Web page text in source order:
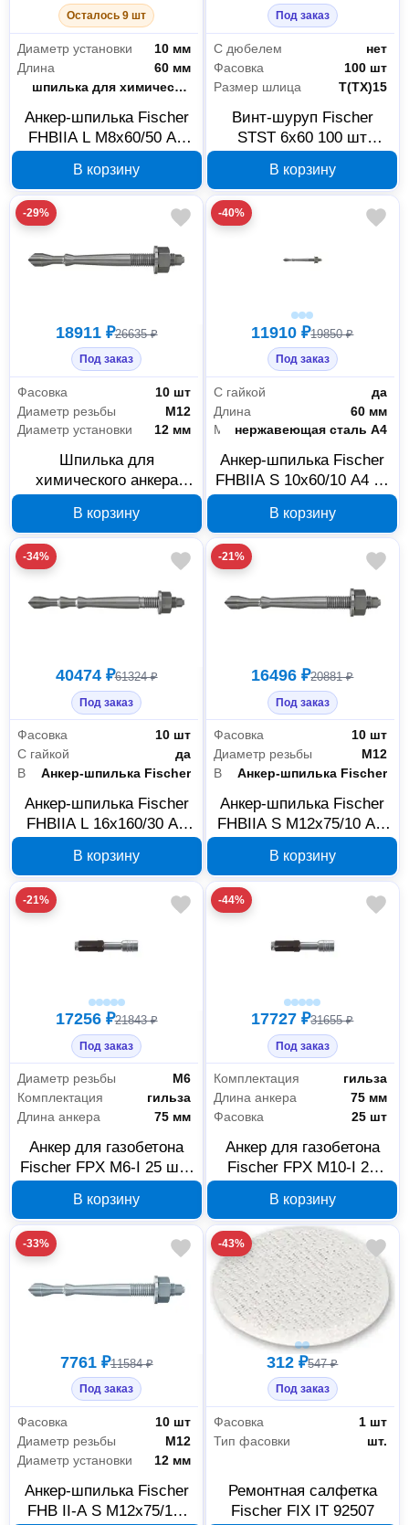
Осталось 9 шт
Диаметр установки
10 мм
Длина
60 мм
Тип
шпилька для химического анкера
Анкер-шпилька Fischer
FHBIIA L М8x60/50 A4
В корзину
Под заказ
С дюбелем
нет
Фасовка
100 шт
Размер шлица
Т(ТХ)15
Винт-шуруп Fischer
STST 6x60 100 шт
В корзину
-29%
18911 ₽26635 ₽
Под заказ
Фасовка
10 шт
Диаметр резьбы
М12
Диаметр установки
12 мм
Шпилька для
химического анкера
S12x75/40 A4, 10 шт,
арт. 97637
В корзину
-40%
11910 ₽19850 ₽
Под заказ
С гайкой
да
Длина
60 мм
Материалнержавеющая сталь А4
Анкер-шпилька Fischer
FHBIIA S 10x60/10 A4 10
В корзину
-34%
40474 ₽61324 ₽
Под заказ
Фасовка
10 шт
С гайкой
да
Анкер-шпилька Fischer
Анкер-шпилька Fischer
FHBIIA L 16x160/30 A4
В корзину
-21%
16496 ₽20881 ₽
Под заказ
Фасовка
10 шт
Диаметр резьбы
М12
Вид анкера
Анкер-шпилька Fischer
Анкер-шпилька Fischer
FHBIIA S M12x75/10 A4,
В корзину
-21%
17256 ₽21843 ₽
Под заказ
Диаметр резьбы
М6
Комплектация
гильза
Длина анкера
75 мм
Анкер для газобетона
Fischer FPX M6-I 25 шт.,
В корзину
-44%
17727 ₽31655 ₽
Под заказ
Комплектация
гильза
Длина анкера
75 мм
Фасовка
25 шт
Анкер для газобетона
Fischer FPX M10-I 25
В корзину
-33%
7761 ₽11584 ₽
Под заказ
Фасовка
10 шт
Диаметр резьбы
М12
Диаметр установки
12 мм
Анкер-шпилька Fischer
FHB II-A S M12x75/10,
-43%
312 ₽547 ₽
Под заказ
Фасовка
1 шт
Тип фасовки
шт.
Ремонтная салфетка
Fischer FIX IT 92507